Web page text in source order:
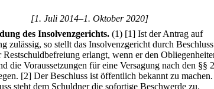
[1. Juli 2014–1. Oktober 2020]
des Insolvenzgerichts. (1) [1] Ist der Antrag auf
zulässig, so stellt das Insolvenzgericht durch
Restschuldbefreiung erlangt, wenn er den
die Voraussetzungen für eine Versagung nach den §§
[2] Der Beschluss ist öffentlich bekannt zu machen.
steht dem Schuldner die sofortige Beschwerde zu.